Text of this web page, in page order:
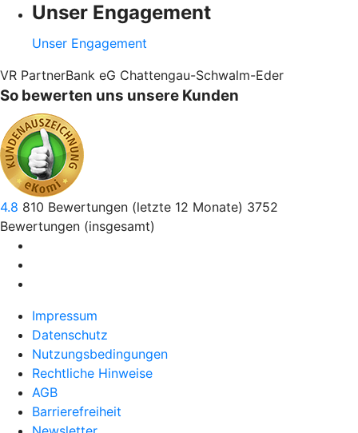
Unser Engagement
Unser Engagement
VR PartnerBank eG Chattengau-Schwalm-Eder
So bewerten uns unsere Kunden
4.8 810 Bewertungen (letzte 12 Monate) 3752
Bewertungen (insgesamt)
Impressum
Datenschutz
Nutzungsbedingungen
Rechtliche Hinweise
AGB
Barrierefreiheit